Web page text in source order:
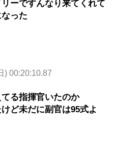
ーですんなり来てくれて
った
) 00:20:10.87
る指揮官いたのか
ど未だに副官は95式よ